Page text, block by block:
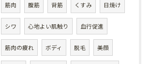
筋肉 腹筋 背筋 くすみ 日焼け
シワ 心地よい肌触り 血行促進
筋肉の疲れ ボディ 脱毛 美顔